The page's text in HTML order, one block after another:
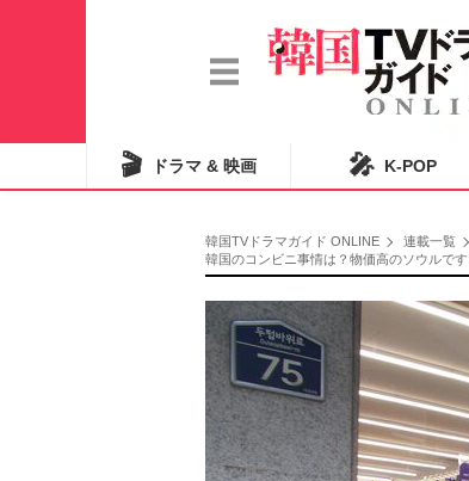
🎬 ドラマ & 映画 🎤 K-POP
韓国TVドラマガイド ONLINE 連載一覧
韓国のコンビニ事情は？物価高のソウルで